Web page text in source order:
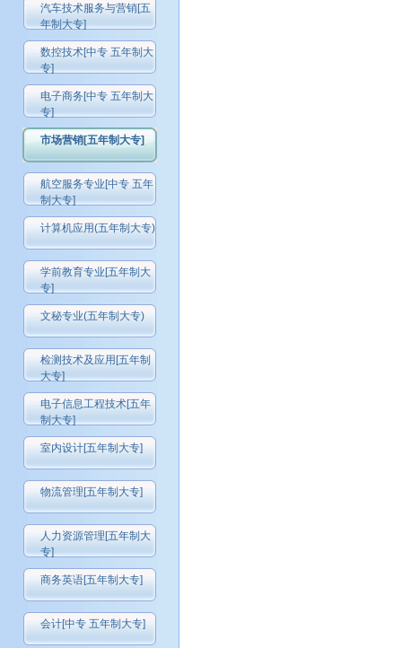
汽车技术服务与营销[五
年制大专]
数控技术[中专 五年制大
专]
电子商务[中专 五年制大
专]
市场营销[五年制大专]
航空服务专业[中专 五年
制大专]
计算机应用(五年制大专)
学前教育专业[五年制大
专]
文秘专业(五年制大专)
检测技术及应用[五年制
大专]
电子信息工程技术[五年
制大专]
室内设计[五年制大专]
物流管理[五年制大专]
人力资源管理[五年制大
专]
商务英语[五年制大专]
会计[中专 五年制大专]